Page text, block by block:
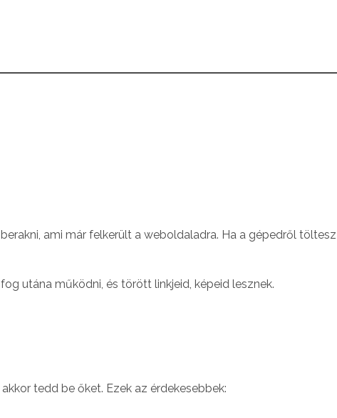
ami már felkerült a weboldaladra. Ha a gépedről töltesz
utána működni, és törött linkjeid, képeid lesznek.
tedd be őket. Ezek az érdekesebbek: